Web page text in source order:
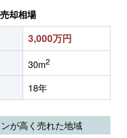
却相場
3,000万円
30m2
18年
が高く売れた地域